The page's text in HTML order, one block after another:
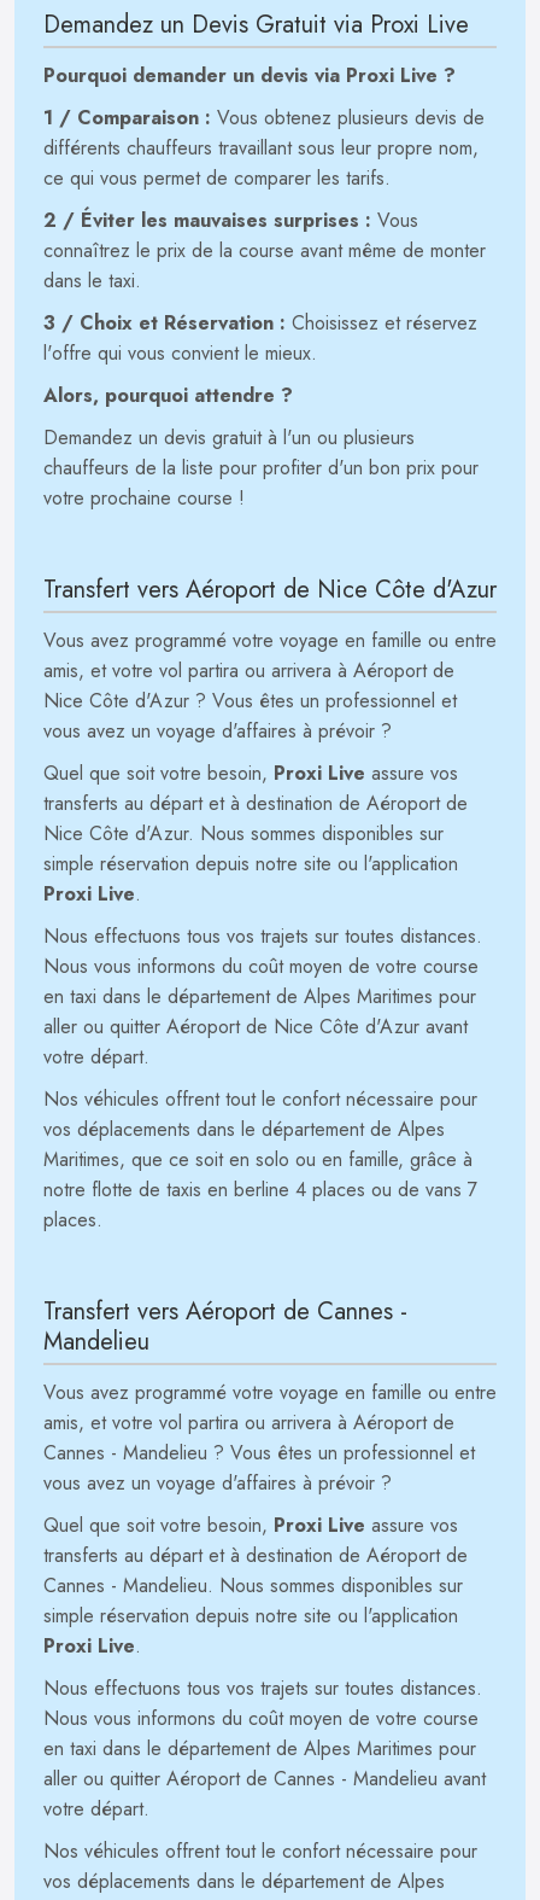
Demandez un Devis Gratuit via Proxi Live
Pourquoi demander un devis via Proxi Live ?
1 / Comparaison : Vous obtenez plusieurs devis de
différents chauffeurs travaillant sous leur propre nom,
ce qui vous permet de comparer les tarifs.
2 / Éviter les mauvaises surprises : Vous
connaîtrez le prix de la course avant même de monter
dans le taxi.
3 / Choix et Réservation : Choisissez et réservez
l'offre qui vous convient le mieux.
Alors, pourquoi attendre ?
Demandez un devis gratuit à l'un ou plusieurs
chauffeurs de la liste pour profiter d'un bon prix pour
votre prochaine course !
Transfert vers Aéroport de Nice Côte d'Azur
Vous avez programmé votre voyage en famille ou entre
amis, et votre vol partira ou arrivera à Aéroport de
Nice Côte d'Azur ? Vous êtes un professionnel et
vous avez un voyage d'affaires à prévoir ?
Quel que soit votre besoin, Proxi Live assure vos
transferts au départ et à destination de Aéroport de
Nice Côte d'Azur. Nous sommes disponibles sur
simple réservation depuis notre site ou l'application
Proxi Live.
Nous effectuons tous vos trajets sur toutes distances.
Nous vous informons du coût moyen de votre course
en taxi dans le département de Alpes Maritimes pour
aller ou quitter Aéroport de Nice Côte d'Azur avant
votre départ.
Nos véhicules offrent tout le confort nécessaire pour
vos déplacements dans le département de Alpes
Maritimes, que ce soit en solo ou en famille, grâce à
notre flotte de taxis en berline 4 places ou de vans 7
places.
Transfert vers Aéroport de Cannes -
Mandelieu
Vous avez programmé votre voyage en famille ou entre
amis, et votre vol partira ou arrivera à Aéroport de
Cannes - Mandelieu ? Vous êtes un professionnel et
vous avez un voyage d'affaires à prévoir ?
Quel que soit votre besoin, Proxi Live assure vos
transferts au départ et à destination de Aéroport de
Cannes - Mandelieu. Nous sommes disponibles sur
simple réservation depuis notre site ou l'application
Proxi Live.
Nous effectuons tous vos trajets sur toutes distances.
Nous vous informons du coût moyen de votre course
en taxi dans le département de Alpes Maritimes pour
aller ou quitter Aéroport de Cannes - Mandelieu avant
votre départ.
Nos véhicules offrent tout le confort nécessaire pour
vos déplacements dans le département de Alpes